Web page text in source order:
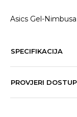
Asics Gel-
SPECIFIKACIJA
PROVJERI